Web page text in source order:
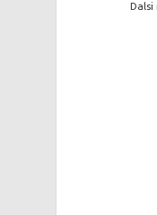
Dalsi